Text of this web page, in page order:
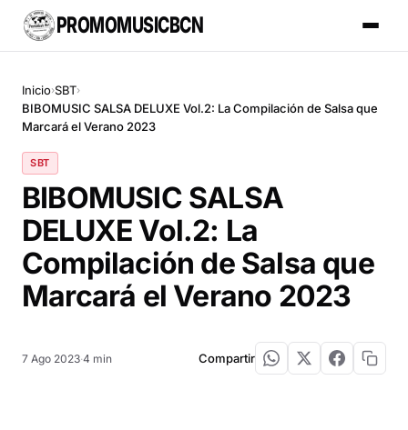
PROMOMUSICBCN
Inicio›SBT›
BIBOMUSIC SALSA DELUXE Vol.2: La Compilación de Salsa que
Marcará el Verano 2023
SBT
BIBOMUSIC SALSA
DELUXE Vol.2: La
Compilación de Salsa que
Marcará el Verano 2023
7 Ago 2023·4 min Compartir